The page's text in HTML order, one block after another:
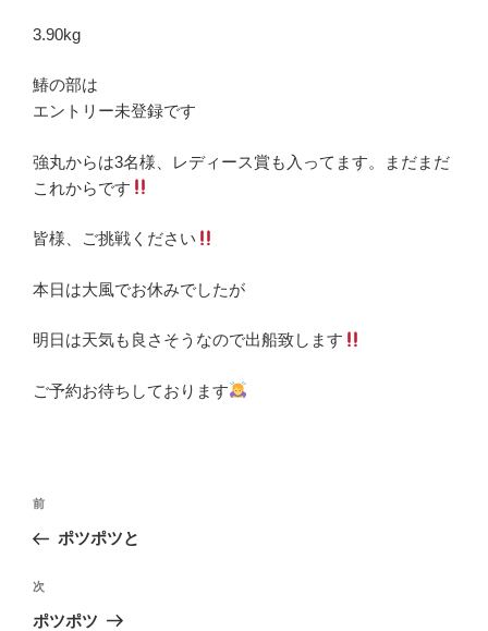
3.90kg
鰆の部は
エントリー未登録です
強丸からは3名様、レディース賞も入ってます。まだまだ
これからです
皆様、ご挑戦ください
本日は大風でお休みでしたが
明日は天気も良さそうなので出船致します
ご予約お待ちしております
投
ナ
ビ
ゲ
前
の
稿
前
ポツポツと
次
の
次
ポツポツ